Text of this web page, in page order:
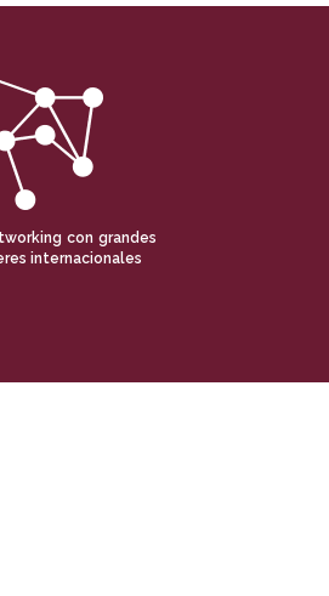
con grandes
internacionales